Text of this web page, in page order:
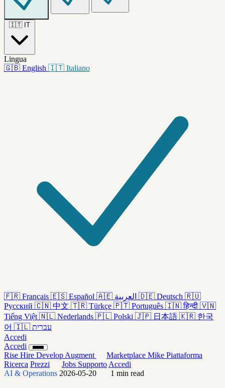
🇮🇹 IT
Lingua
🇬🇧 English 🇮🇹 Italiano
🇫🇷 Français 🇪🇸 Español 🇦🇪 العربية 🇩🇪 Deutsch 🇷🇺
Русский 🇨🇳 中文 🇹🇷 Türkçe 🇵🇹 Português 🇮🇳 हिन्दी 🇻🇳
Tiếng Việt 🇳🇱 Nederlands 🇵🇱 Polski 🇯🇵 日本語 🇰🇷 한국
어 🇮🇱 עברית
Accedi
Accedi
Rise Hire Develop Augment Marketplace Mike Piattaforma
Ricerca Prezzi Jobs Supporto Accedi
AI & Operations 2026-05-20 1 min read